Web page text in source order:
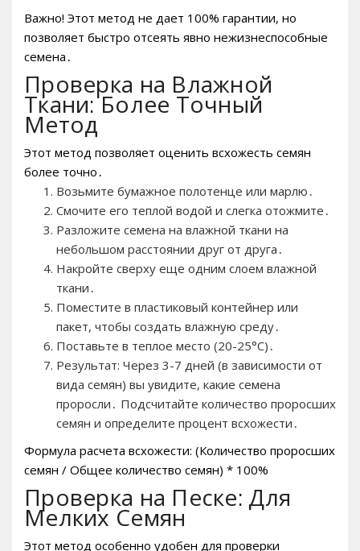
Важно! Этот метод не дает 100% гарантии, но
позволяет быстро отсеять явно нежизнеспособные
семена․
Проверка на Влажной
Ткани: Более Точный
Метод
Этот метод позволяет оценить всхожесть семян
более точно․
Возьмите бумажное полотенце или марлю․
Смочите его теплой водой и слегка отожмите․
Разложите семена на влажной ткани на
небольшом расстоянии друг от друга․
Накройте сверху еще одним слоем влажной
ткани․
Поместите в пластиковый контейнер или
пакет, чтобы создать влажную среду․
Поставьте в теплое место (20-25°C)․
Результат: Через 3-7 дней (в зависимости от
вида семян) вы увидите, какие семена
проросли․ Подсчитайте количество проросших
семян и определите процент всхожести․
Формула расчета всхожести: (Количество проросших
семян / Общее количество семян) * 100%
Проверка на Песке: Для
Мелких Семян
Этот метод особенно удобен для проверки